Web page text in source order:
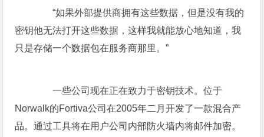
“如果外部提供商拥有这些数据，但是没有我的
密钥他无法打开这些数据，这样我就能放心地知道，我
只是存储一个数据包在服务商那里。”
一些公司现在正在致力于密钥技术。位于
Norwalk的Fortiva公司在2005年二月开发了一款混合产
品。通过工具将在用户公司内部防火墙内将邮件加密。